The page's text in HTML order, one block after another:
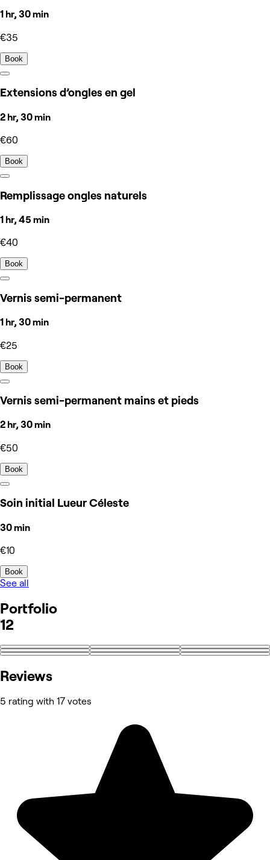
1 hr, 30 min
€35
Book
Extensions d’ongles en gel
2 hr, 30 min
€60
Book
Remplissage ongles naturels
1 hr, 45 min
€40
Book
Vernis semi-permanent
1 hr, 30 min
€25
Book
Vernis semi-permanent mains et pieds
2 hr, 30 min
€50
Book
Soin initial Lueur Céleste
30 min
€10
Book
See all
Portfolio
12
+3
Reviews
5 rating with 17 votes